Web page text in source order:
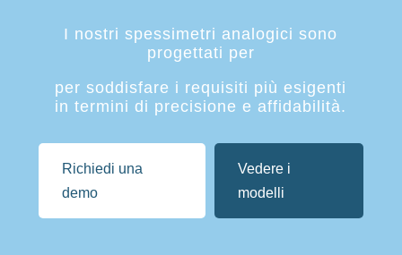
I nostri spessimetri analogici sono
progettati per
per soddisfare i requisiti più esigenti
in termini di precisione e affidabilità.
Richiedi una
demo
Vedere i
modelli